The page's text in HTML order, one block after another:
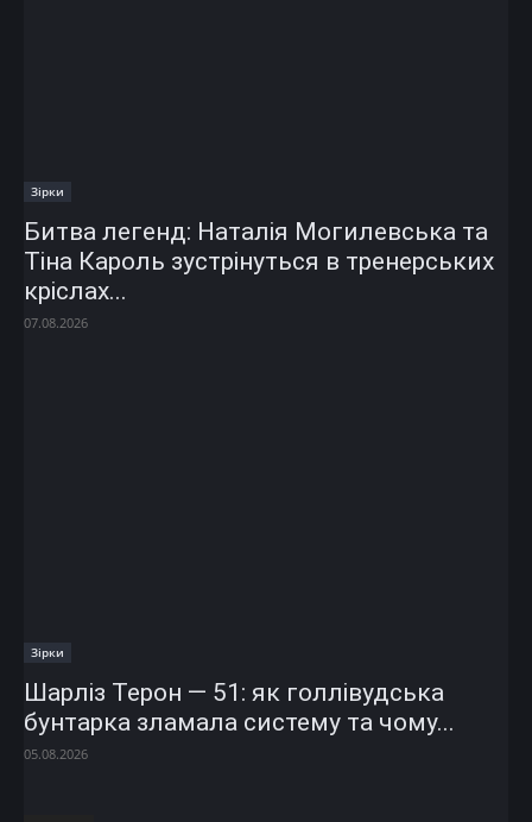
Зірки
Битва легенд: Наталія Могилевська та
Тіна Кароль зустрінуться в тренерських
кріслах...
07.08.2026
Зірки
Шарліз Терон — 51: як голлівудська
бунтарка зламала систему та чому...
05.08.2026